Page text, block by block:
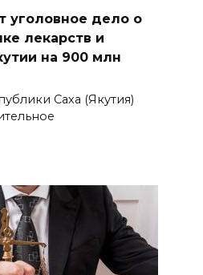
уголовное дело о
лекарств и
на 900 млн
Саха (Якутия)